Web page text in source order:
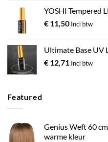
YOSHI Tempered
€ 11,50 Incl btw
Ultimate Base UV
€ 12,71 Incl btw
Featured
Genius Weft 60
warme kleur